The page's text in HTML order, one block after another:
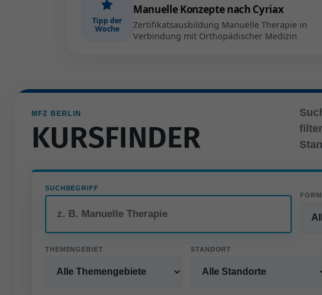
Tipp der
Woche
Manuelle Konzepte nach Cyriax
Zertifikatsausbildung Manuelle Therapie in
Verbindung mit Orthopädischer Medizin
MFZ BERLIN
KURSFINDER
SUCHBEGRIFF
THEMENGEBIET STANDORT